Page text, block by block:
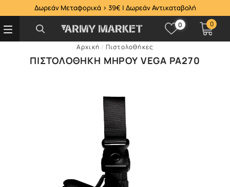
Δωρεάν Μεταφορικά > 39€ | Δωρεάν Αντικαταβολή
0 0
Αρχική / Πιστολοθήκες
ΠΙΣΤΟΛΟΘΉΚΗ ΜΗΡΟΎ VEGA PA270